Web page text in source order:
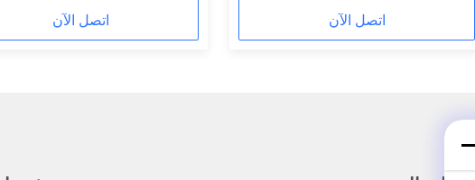
اتصل الآن اتصل الآن